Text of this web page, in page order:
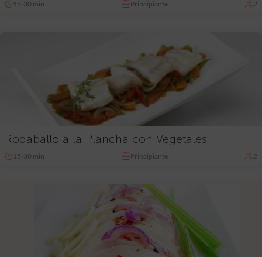
15-30 min Principiante 2
Rodaballo a la Plancha con Vegetales
15-30 min Principiante 2